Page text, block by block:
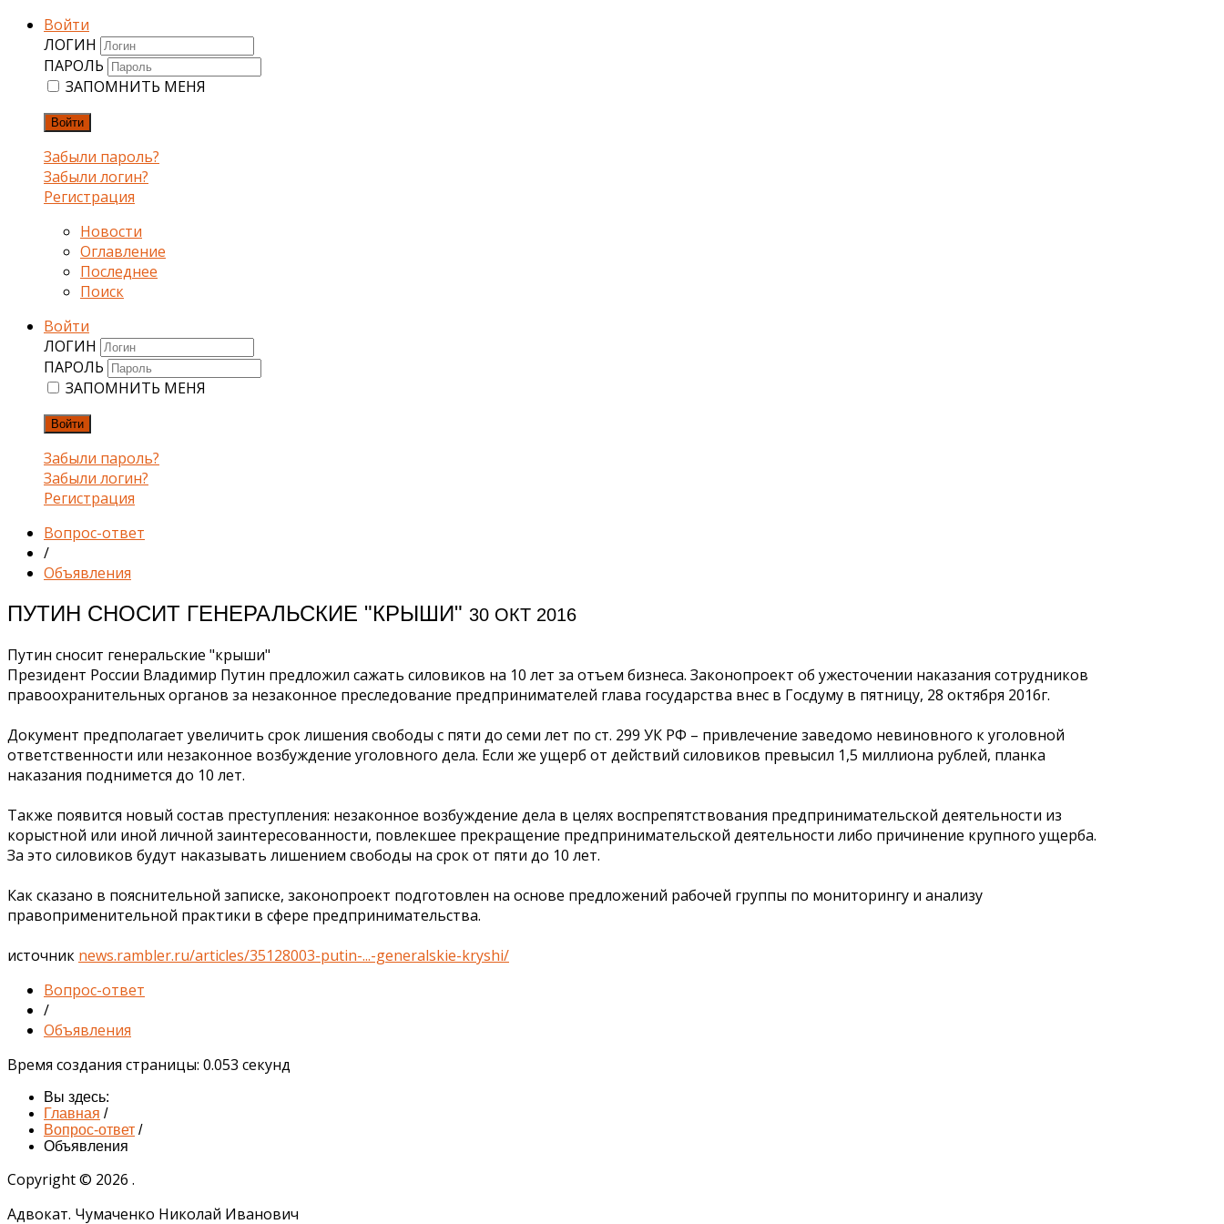
Войти
ЛОГИН
ПАРОЛЬ
ЗАПОМНИТЬ МЕНЯ
Войти
Забыли пароль?
Забыли логин?
Регистрация
Новости
Оглавление
Последнее
Поиск
Войти
ЛОГИН
ПАРОЛЬ
ЗАПОМНИТЬ МЕНЯ
Войти
Забыли пароль?
Забыли логин?
Регистрация
Вопрос-ответ
/
Объявления
ПУТИН СНОСИТ ГЕНЕРАЛЬСКИЕ "КРЫШИ" 30 ОКТ 2016
Путин сносит генеральские "крыши"
Президент России Владимир Путин предложил сажать силовиков на 10 лет за отъем бизнеса. Законопроект об ужесточении наказания сотрудников
правоохранительных органов за незаконное преследование предпринимателей глава государства внес в Госдуму в пятницу, 28 октября 2016г.
Документ предполагает увеличить срок лишения свободы с пяти до семи лет по ст. 299 УК РФ – привлечение заведомо невиновного к уголовной
ответственности или незаконное возбуждение уголовного дела. Если же ущерб от действий силовиков превысил 1,5 миллиона рублей, планка
наказания поднимется до 10 лет.
Также появится новый состав преступления: незаконное возбуждение дела в целях воспрепятствования предпринимательской деятельности из
корыстной или иной личной заинтересованности, повлекшее прекращение предпринимательской деятельности либо причинение крупного ущерба.
За это силовиков будут наказывать лишением свободы на срок от пяти до 10 лет.
Как сказано в пояснительной записке, законопроект подготовлен на основе предложений рабочей группы по мониторингу и анализу
правоприменительной практики в сфере предпринимательства.
источник news.rambler.ru/articles/35128003-putin-...-generalskie-kryshi/
Вопрос-ответ
/
Объявления
Время создания страницы: 0.053 секунд
Вы здесь:
Главная /
Вопрос-ответ /
Объявления
Copyright © 2026 .
Адвокат. Чумаченко Николай Иванович